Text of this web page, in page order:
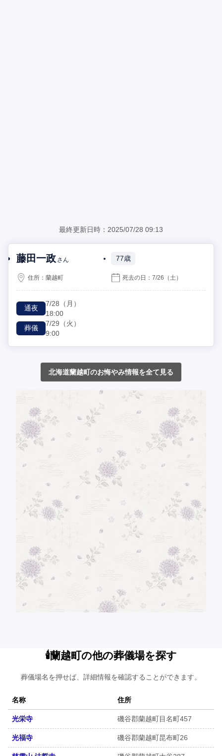
最終更新日時：2025/07/28 09:13
藤田一政 さん 77歳
住所：蘭越町 死去の日：7/26 （土）
通夜
7/28 （月）
18:00
葬儀
7/29 （火）
9:00
北海道蘭越町のお悔やみ情報を全て見る
🕯️蘭越町の他の葬儀場を探す
葬儀場名を押せば、詳細情報を確認することができます。
名称 住所
光栄寺 磯谷郡蘭越町目名町457
光福寺 磯谷郡蘭越町昆布町26